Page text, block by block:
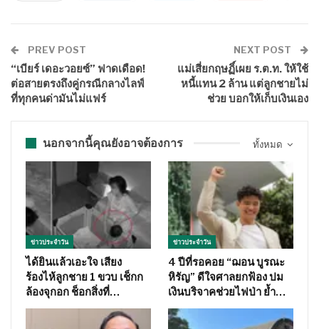
PREV POST
“เบียร์ เดอะวอยซ์” ฟาดเดือด!
ต่อสายตรงถึงคู่กรณีกลางไลฟ์
ที่ทุกคนด่ามันไม่แฟร์
NEXT POST
แม่เสี่ยกฤษฏิ์เผย ร.ต.ท. ให้ใช้
หนี้แทน 2 ล้าน แต่ลูกชายไม่
ช่วย บอกให้เก็บเงินเอง
ทั้งหมด
นอกจากนี้คุณยังอาจต้องการ
ข่าวประจำวัน
ได้ยินแล้วเอะใจ เสียง
ร้องไห้ลูกชาย 1 ขวบ เช็กก
ล้องจุกอก ช็อกสิ่งที่…
ข่าวประจำวัน
4 ปีที่รอคอย “ฌอน บูรณะ
หิรัญ” ดีใจศาลยกฟ้อง ปม
เงินบริจาคช่วยไฟป่า ย้ำ…